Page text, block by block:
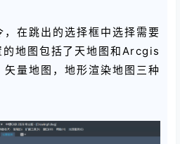
在跳出的选择框中选择需要
的地图包括了天地图和Arcgis
量地图，地形渲染地图三种